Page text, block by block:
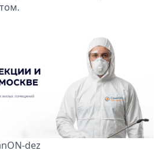
dez